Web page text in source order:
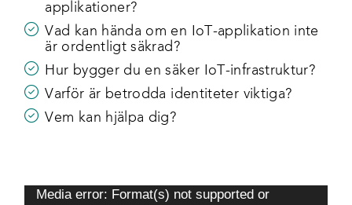
applikationer?
Vad kan hända om en IoT-applikation inte
är ordentligt säkrad?
Hur bygger du en säker IoT-infrastruktur?
Varför är betrodda identiteter viktiga?
Vem kan hjälpa dig?
Videospelare
Media error: Format(s) not supported or